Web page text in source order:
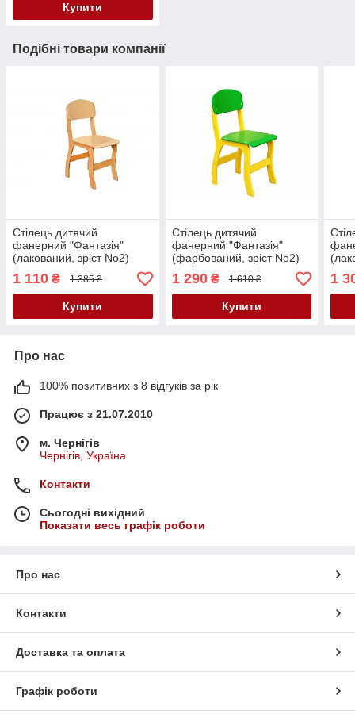
Купити
Подібні товари компанії
Стілець дитячий
фанерний "Фантазія"
(лакований, зріст No2)
1 110 ₴ 1 385 ₴
Купити
Стілець дитячий
фанерний "Фантазія"
(фарбований, зріст No2)
1 290₴ 1 610 ₴
Купити
1
Про нас
100% позитивних з 8 відгуків за рік
Працює з 21.07.2010
м. Чернігів
Чернігів, Україна
Контакти
Сьогодні вихідний
Показати весь графік роботи
Про нас
Контакти
Доставка та оплата
Графік роботи